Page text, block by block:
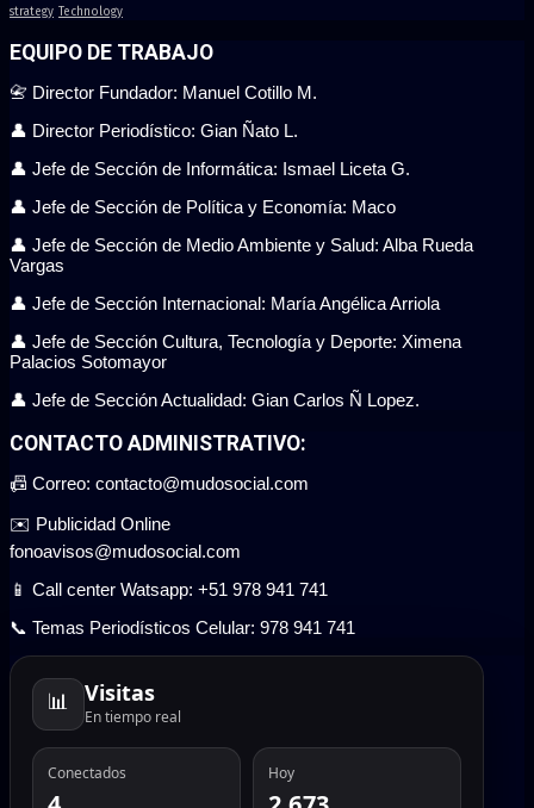
strategy Technology
EQUIPO DE TRABAJO
📇 Director Fundador: Manuel Cotillo M.
👤 Director Periodístico: Gian Ñato L.
👤 Jefe de Sección de Informática: Ismael Liceta G.
👤 Jefe de Sección de Política y Economía: Maco
👤 Jefe de Sección de Medio Ambiente y Salud: Alba Rueda
Vargas
👤 Jefe de Sección Internacional: María Angélica Arriola
👤 Jefe de Sección Cultura, Tecnología y Deporte: Ximena
Palacios Sotomayor
👤 Jefe de Sección Actualidad: Gian Carlos Ñ Lopez.
CONTACTO ADMINISTRATIVO:
📠 Correo: contacto@mudosocial.com
✉️ Publicidad Online
fonoavisos@mudosocial.com
📱 Call center Watsapp: +51 978 941 741
📞 Temas Periodísticos Celular: 978 941 741
📊 Visitas
En tiempo real
Conectados Hoy